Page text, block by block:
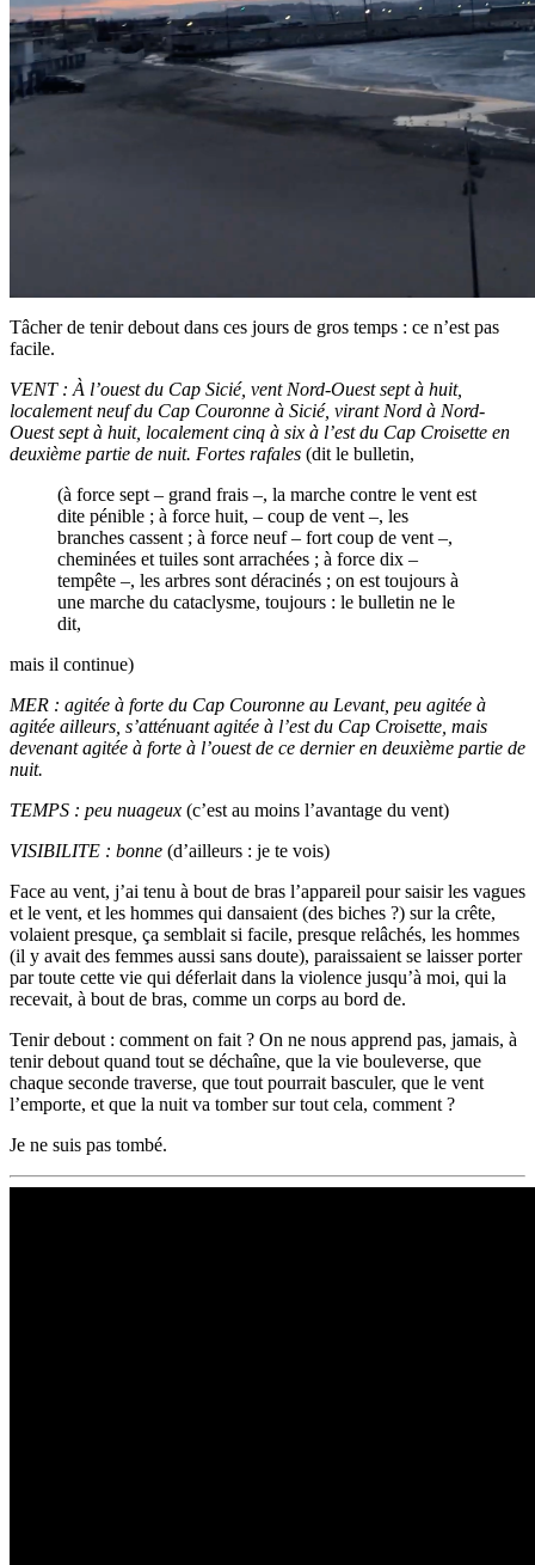
Tâcher de tenir debout dans ces jours de gros temps : ce n’est pas
facile.
VENT : À l’ouest du Cap Sicié, vent Nord-Ouest sept à huit,
localement neuf du Cap Couronne à Sicié, virant Nord à Nord-
Ouest sept à huit, localement cinq à six à l’est du Cap Croisette en
deuxième partie de nuit. Fortes rafales (dit le bulletin,
(à force sept – grand frais –, la marche contre le vent est
dite pénible ; à force huit, – coup de vent –, les
branches cassent ; à force neuf – fort coup de vent –,
cheminées et tuiles sont arrachées ; à force dix –
tempête –, les arbres sont déracinés ; on est toujours à
une marche du cataclysme, toujours : le bulletin ne le
dit,
mais il continue)
MER : agitée à forte du Cap Couronne au Levant, peu agitée à
agitée ailleurs, s’atténuant agitée à l’est du Cap Croisette, mais
devenant agitée à forte à l’ouest de ce dernier en deuxième partie de
nuit.
TEMPS : peu nuageux (c’est au moins l’avantage du vent)
VISIBILITE : bonne (d’ailleurs : je te vois)
Face au vent, j’ai tenu à bout de bras l’appareil pour saisir les vagues
et le vent, et les hommes qui dansaient (des biches ?) sur la crête,
volaient presque, ça semblait si facile, presque relâchés, les hommes
(il y avait des femmes aussi sans doute), paraissaient se laisser porter
par toute cette vie qui déferlait dans la violence jusqu’à moi, qui la
recevait, à bout de bras, comme un corps au bord de.
Tenir debout : comment on fait ? On ne nous apprend pas, jamais, à
tenir debout quand tout se déchaîne, que la vie bouleverse, que
chaque seconde traverse, que tout pourrait basculer, que le vent
l’emporte, et que la nuit va tomber sur tout cela, comment ?
Je ne suis pas tombé.